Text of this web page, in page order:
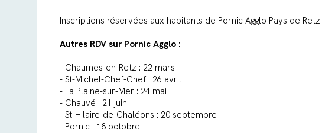
Inscriptions réservées aux habitants de Pornic Agglo Pays de Retz.
Autres RDV sur Pornic Agglo :
- Chaumes-en-Retz : 22 mars
- St-Michel-Chef-Chef : 26 avril
- La Plaine-sur-Mer : 24 mai
- Chauvé : 21 juin
- St-Hilaire-de-Chaléons : 20 septembre
- Pornic : 18 octobre